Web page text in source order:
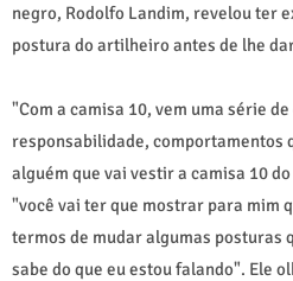
negro, Rodolfo Landim, revelou ter
postura do artilheiro antes de lhe
"Com a camisa 10, vem uma série
responsabilidade, comportamentos
alguém que vai vestir a camisa 10
"você vai ter que mostrar para mim
termos de mudar algumas posturas
sabe do que eu estou falando". Ele